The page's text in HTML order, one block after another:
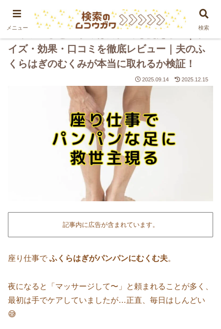
PR
ゴリラのひとつかみは男性でも使える？｜サ
イズ・効果・口コミを徹底レビュー｜夫のふ
くらはぎのむくみが本当に取れるか検証！
2025.09.14 2025.12.15
記事内に広告が含まれています。
座り仕事で ふくらはぎがパンパンにむくむ夫。
夜になると「マッサージして〜」と頼まれることが多く、
最初は手でケアしていましたが…正直、毎日はしんどい
😅
メニュー 検索